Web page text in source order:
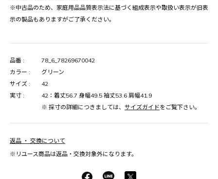
※中古品のため、家庭用品品質表示法に基づく組成表示や取扱い表示が旧表
示の製品もありますがご了承ください。
品番 :
78_6_78269670042
カラー :
グリーン
サイズ :
42
実寸 :
42：着丈56.7 身幅49.5 袖丈53.6 肩幅41.9
※ 採寸の詳細につきましては、 サイズガイドをご覧下さい。
返品 ・ 交換について
※リユース商品は返品・交換対象外になります。